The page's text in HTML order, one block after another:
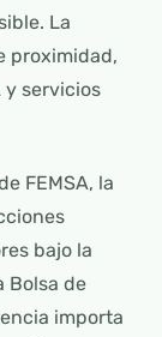
La
proximidad,
y servicios
FEMSA, la
bajo la
Bolsa de
importa